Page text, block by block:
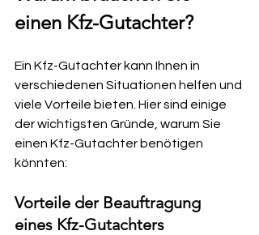
einen Kfz-Gutachter?
Ein Kfz-Gutachter kann Ihnen in
verschiedenen Situationen helfen und
viele Vorteile bieten. Hier sind einige
der wichtigsten Gründe, warum Sie
einen Kfz-Gutachter benötigen
könnten:
Vorteile der Beauftragung
eines Kfz-Gutachters